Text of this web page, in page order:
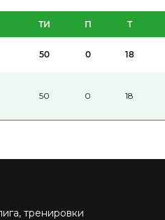
ТИ П Т
50 0 18
50 0 18
тренировки